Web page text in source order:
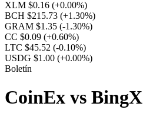
XLM $0.16 (+0.00%)
BCH $215.73 (+1.30%)
GRAM $1.35 (-1.30%)
CC $0.09 (+0.60%)
LTC $45.52 (-0.10%)
USDG $1.00 (+0.00%)
Boletín
CoinEx vs BingX